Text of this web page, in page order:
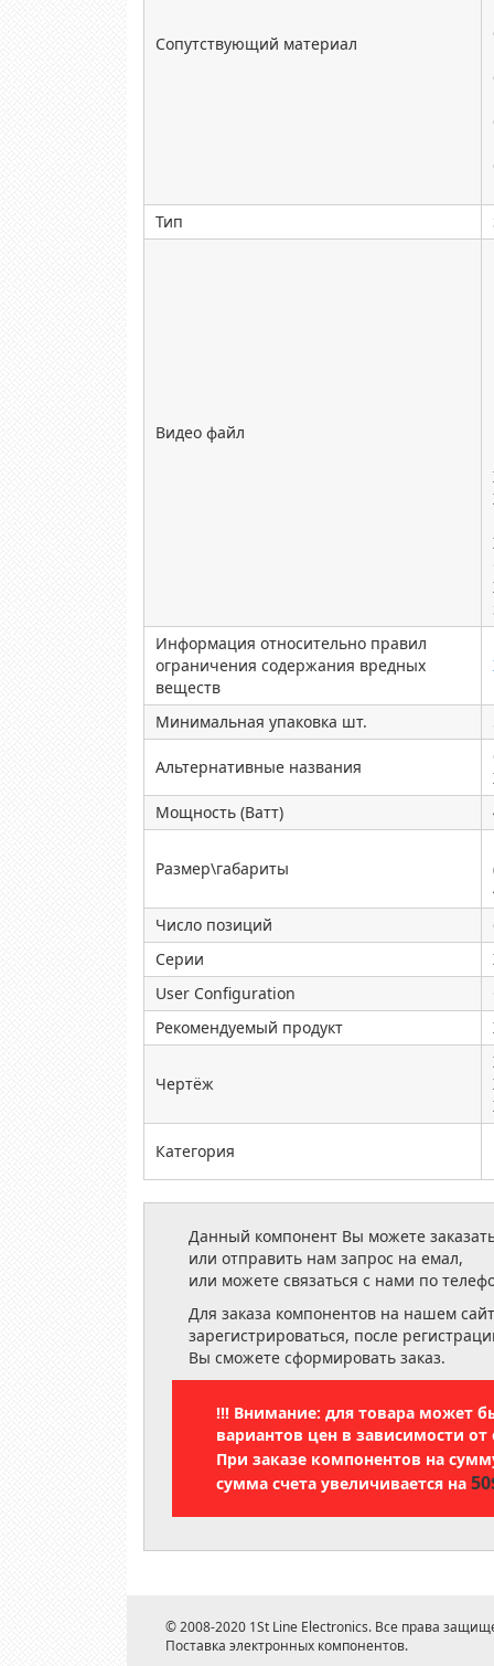
Сопутствующий материал
Тип
Видео файл
Информация относительно правил
ограничения содержания вредных
веществ
Минимальная упаковка шт.
Альтернативные названия
Мощность (Ватт)
Размер\габариты
Число позиций
Серии
User Configuration
Рекомендуемый продукт
Чертёж
Категория
Данный компонент Вы можете
или отправить нам запрос на емал,
или можете связаться с нами по
Для заказа компонентов на нашем
зарегистрироваться, после
Вы сможете сформировать заказ.
!!! Внимание: для товара может
вариантов цен в зависимости от
При заказе компонентов на
сумма счета увеличивается на
© 2008-2020 1St Line Electronics. Все права
Поставка электронных компонентов.